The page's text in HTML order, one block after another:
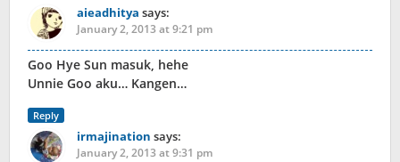
aieadhitya says:
January 2, 2013 at 9:21 pm
Goo Hye Sun masuk, hehe
Unnie Goo aku… Kangen…
Reply
irmajination says:
January 2, 2013 at 9:31 pm